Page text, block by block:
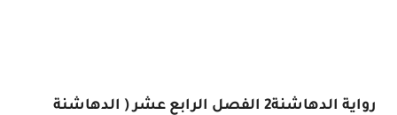
رواية الدهاشنة2 الفصل الرابع عشر ( الدهاشنة